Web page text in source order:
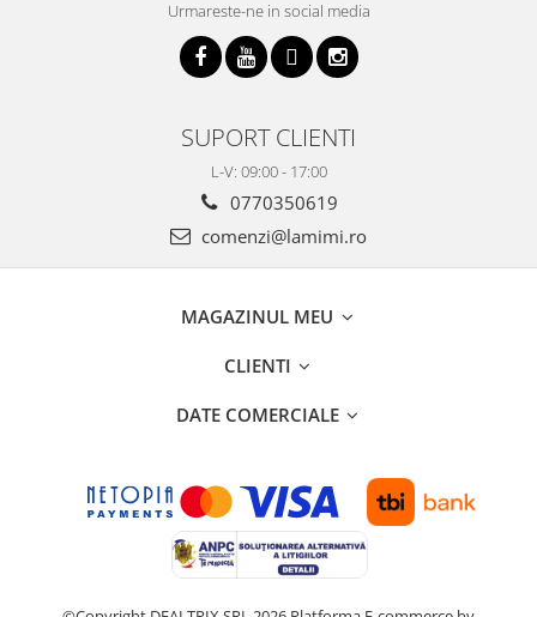
Urmareste-ne in social media
SUPORT CLIENTI
L-V: 09:00 - 17:00
0770350619
comenzi@lamimi.ro
MAGAZINUL MEU
CLIENTI
DATE COMERCIALE